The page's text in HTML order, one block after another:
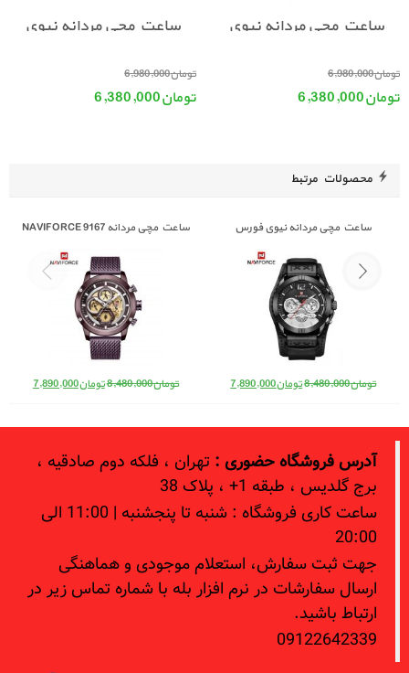
ساعت مچی مردانه نیوی
NF RG/B/B
تومان6,980,000قیمت اصلی: تومان6,980,000 بود.
تومان6,380,000
ساعت مچی مردانه نیوی
NF RG/BE/BE
تومان6,980,000قیمت اصلی: تومان6,980,000 بود.
تومان6,380,000
محصولات مرتبط
ساعت مچی مردانه نیوی فورس
تومان8,480,000قیمت اصلی: تومان8,480,000 بود.
تومان7,890,000قیمت فعلی: تومان7,890,000.
ساعت مچی مردانه NAVIFORCE 9167
تومان8,480,000قیمت اصلی: تومان8,480,000 بود.
تومان7,890,000قیمت
آدرس فروشگاه حضوری : تهران ، فلکه دوم صادقیه ،
برج گلدیس ، طبقه 1+ ، پلاک 38
ساعت کاری فروشگاه : شنبه تا پنجشنبه | 11:00 الی
20:00
جهت ثبت سفارش، استعلام موجودی و هماهنگی
ارسال سفارشات در نرم افزار بله با شماره تماس زیر در
ارتباط باشید.
09122642339